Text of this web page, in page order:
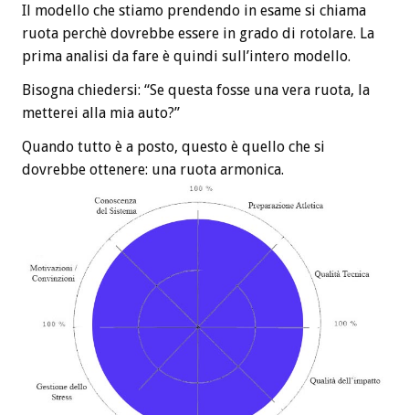
Il modello che stiamo prendendo in esame si chiama
ruota perchè dovrebbe essere in grado di rotolare. La
prima analisi da fare è quindi sull’intero modello.
Bisogna chiedersi: “Se questa fosse una vera ruota, la
metterei alla mia auto?”
Quando tutto è a posto, questo è quello che si
dovrebbe ottenere: una ruota armonica.